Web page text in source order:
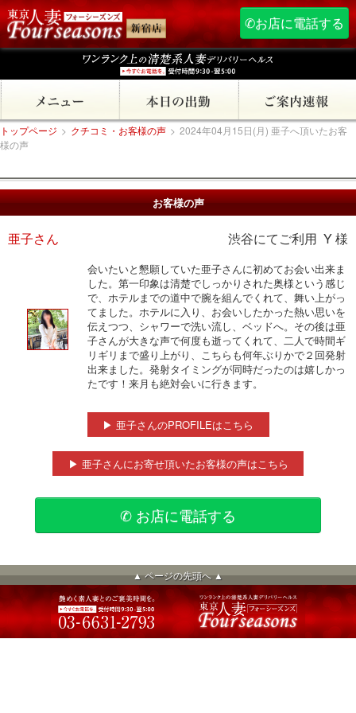
✆お店に電話する
トップページ > クチコミ・お客様の声 > 2024年04月15日(月) 亜子へ頂いたお客
様の声
お客様の声
亜子さん 渋谷にてご利用 Y 様
会いたいと懇願していた亜子さんに初めてお会い出来ま
した。第一印象は清楚でしっかりされた奥様という感じ
で、ホテルまでの道中で腕を組んでくれて、舞い上がっ
てました。ホテルに入り、お会いしたかった熱い思いを
伝えつつ、シャワーで洗い流し、ベッドへ。その後は亜
子さんが大きな声で何度も逝ってくれて、二人で時間ギ
リギリまで盛り上がり、こちらも何年ぶりかで２回発射
出来ました。発射タイミングが同時だったのは嬉しかっ
たです！来月も絶対会いに行きます。
▶ 亜子さんのPROFILEはこちら
▶ 亜子さんにお寄せ頂いたお客様の声はこちら
✆ お店に電話する
▲ ページの先頭へ ▲